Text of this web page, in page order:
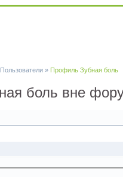
Пользователи » Профиль Зубная боль